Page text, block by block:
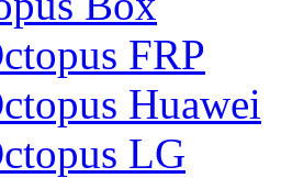
FRP
Huawei
LG